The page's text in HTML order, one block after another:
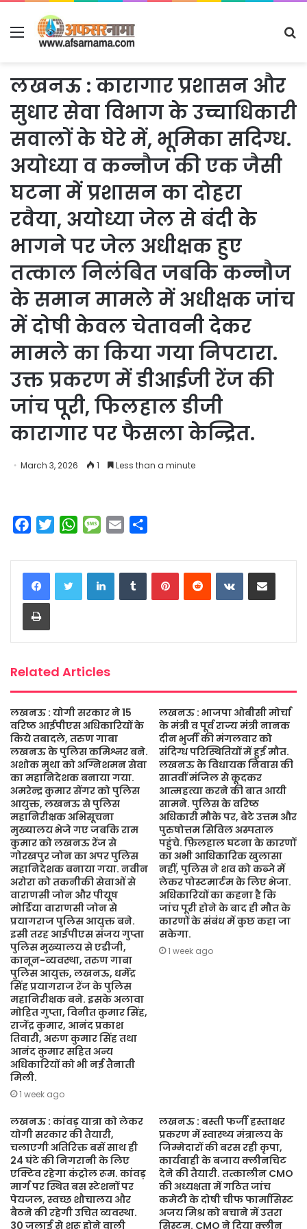
Menu
लखनऊ : कारागार प्रशासन और
सुधार सेवा विभाग के उच्चाधिकारी
सवालों के घेरे में, भूमिका सदिग्ध.
अयोध्या व कन्नौज की एक जैसी
घटना में प्रशासन का दोहरा
रवैया, अयोध्या जेल से बंदी के
भागने पर जेल अधीक्षक हुए
तत्काल निलंबित जबकि कन्नौज
के समान मामले में अधीक्षक जांच
में दोषी केवल चेतावनी देकर
मामले का किया गया निपटारा.
उक्त प्रकरण में डीआईजी रेंज की
जांच पूरी, फिलहाल डीजी
कारागार पर फैसला केन्द्रित.
March 3, 2026 1 Less than a minute
c
e
b
o
o
i
t
t
W
a
t
s
M
s
s
a
a
i
a
r
e
LinkedInTumblrPinterestReddit VKontakteShare via Email
Print
Related Articles
लखनऊ : योगी सरकार ने 15
वरिष्ठ आईपीएस अधिकारियों के
किये तबादले, तरुण गाबा
लखनऊ के पुलिस कमिश्नर बने.
अशोक मुथा को अग्निशमन सेवा
का महानिदेशक बनाया गया.
अमरेन्द्र कुमार सेंगर को पुलिस
आयुक्त, लखनऊ से पुलिस
महानिरीक्षक अभिसूचना
मुख्यालय भेजे गए जबकि राम
कुमार को लखनऊ रेंज से
गोरखपुर जोन का अपर पुलिस
महानिदेशक बनाया गया. नवीन
अरोरा को तकनीकी सेवाओं से
वाराणसी जोन और पीयूष
मोर्डिया वाराणसी जोन से
प्रयागराज पुलिस आयुक्त बने.
इसी तरह आईपीएस संजय गुप्ता
पुलिस मुख्यालय से एडीजी,
कानून-व्यवस्था, तरुण गाबा
पुलिस आयुक्त, लखनऊ, धर्मेंद्र
सिंह प्रयागराज रेंज के पुलिस
महानिरीक्षक बने. इसके अलावा
मोहित गुप्ता, विनीत कुमार सिंह,
राजेंद्र कुमार, आनंद प्रकाश
तिवारी, अरुण कुमार सिंह तथा
आनंद कुमार सहित अन्य
अधिकारियों को भी नई तैनाती
मिली.
1 week ago
लखनऊ : भाजपा ओबीसी मोर्चा
के मंत्री व पूर्व राज्य मंत्री नानक
दीन भुर्जी की मंगलवार को
संदिग्ध परिस्थितियों में हुई मौत.
लखनऊ के विधायक निवास की
सातवीं मंजिल से कूदकर
आत्महत्या करने की बात आयी
सामने. पुलिस के वरिष्ठ
अधिकारी मौके पर, बेटे उत्तम और
पुरुषोत्तम सिविल अस्पताल
पहुंचे. फ़िलहाल घटना के कारणों
का अभी आधिकारिक खुलासा
नहीं, पुलिस ने शव को कब्जे में
लेकर पोस्टमार्टम के लिए भेजा.
अधिकारियों का कहना है कि
जांच पूरी होने के बाद ही मौत के
कारणों के संबंध में कुछ कहा जा
सकेगा.
1 week ago
लखनऊ : कांवड़ यात्रा को लेकर
योगी सरकार की तैयारी,
चलाएगी अतिरिक्त बसें साथ ही
24 घंटे की निगरानी के लिए
एक्टिव रहेगा कंट्रोल रूम. कांवड़
मार्ग पर स्थित बस स्टेशनों पर
पेयजल, स्वच्छ शौचालय और
बैठने की रहेगी उचित व्यवस्था.
30 जुलाई से शुरू होने वाली
लखनऊ : बस्ती फर्जी हस्ताक्षर
प्रकरण में स्वास्थ्य मंत्रालय के
जिम्मेदारों की बरस रही कृपा,
कार्यवाही के बजाय क्लीनचिट
देने की तैयारी. तत्कालीन CMO
की अध्यक्षता में गठित जांच
कमेटी के दोषी चीफ फार्मासिस्ट
अजय मिश्र को बचाने में उतरा
सिस्टम. CMO ने दिया क्लीन